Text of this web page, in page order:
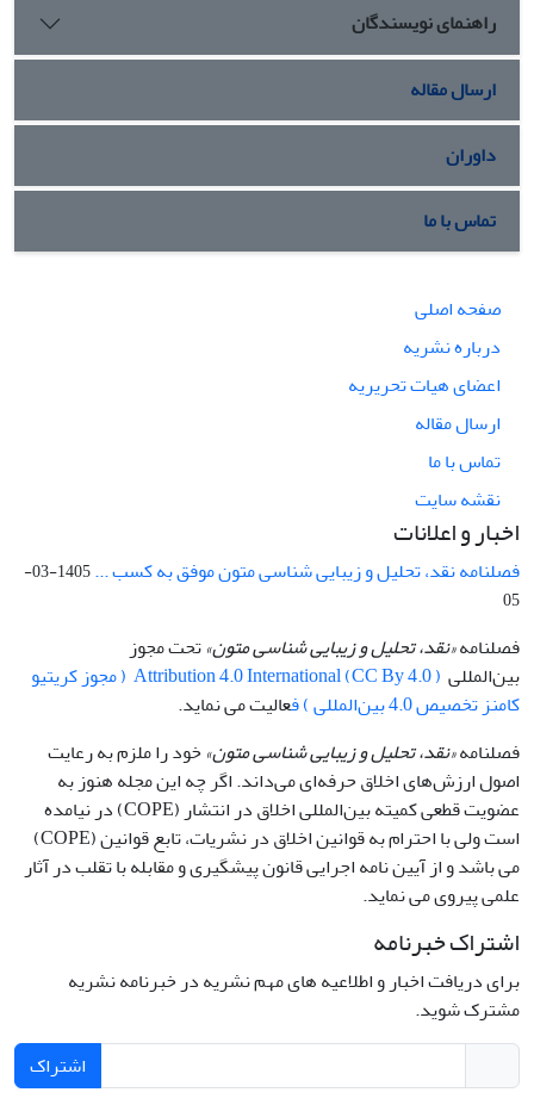
راهنمای نویسندگان
ارسال مقاله
داوران
تماس با ما
صفحه اصلی
درباره نشریه
اعضای هیات تحریریه
ارسال مقاله
تماس با ما
نقشه سایت
اخبار و اعلانات
فصلنامه نقد، تحلیل و زیبایی شناسی متون موفق به کسب ...
1405-03-
05
فصلنامه«نقد، تحلیل و زیبایی شناسی متون»تحت مجوز
بین‌المللی
Attribution 4.0 International (CC By 4.0 ) ( مجوز کریتیو
کامنز تخصیص 4.0 بین‌المللی ) ف
عالیت می نماید.
فصلنامه«نقد، تحلیل و زیبایی شناسی متون»خود را ملزم به رعایت
اصول ارزش‌های اخلاق حرفه‌ای می‌داند. اگر چه این مجله هنوز به
عضویت قطعی کمیته بین‌المللی اخلاق در انتشار (COPE) در نیامده
است ولی با احترام به قوانین اخلاق در نشریات، تابع قوانین (COPE)
می باشد و از آیین نامه اجرایی قانون پیشگیری و مقابله با تقلب در آثار
علمی پیروی می نماید.
اشتراک خبرنامه
برای دریافت اخبار و اطلاعیه های مهم نشریه در خبرنامه نشریه
مشترک شوید.
اشتراک